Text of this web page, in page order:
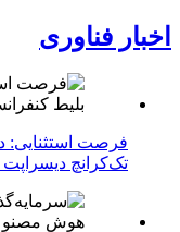
اخبار فناوری
تک‌کرانچ دیسراپت ۲۰۲۶